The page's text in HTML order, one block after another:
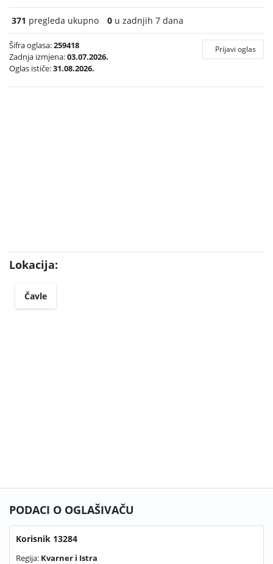
371 pregleda ukupno 0 u zadnjih 7 dana
Šifra oglasa:259418
Zadnja izmjena:03.07.2026.
Oglas ističe:31.08.2026.
Prijavi oglas
Lokacija:
Čavle
PODACI O OGLAŠIVAČU
Korisnik 13284
Regija: Kvarner i Istra